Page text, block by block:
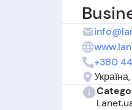
+380